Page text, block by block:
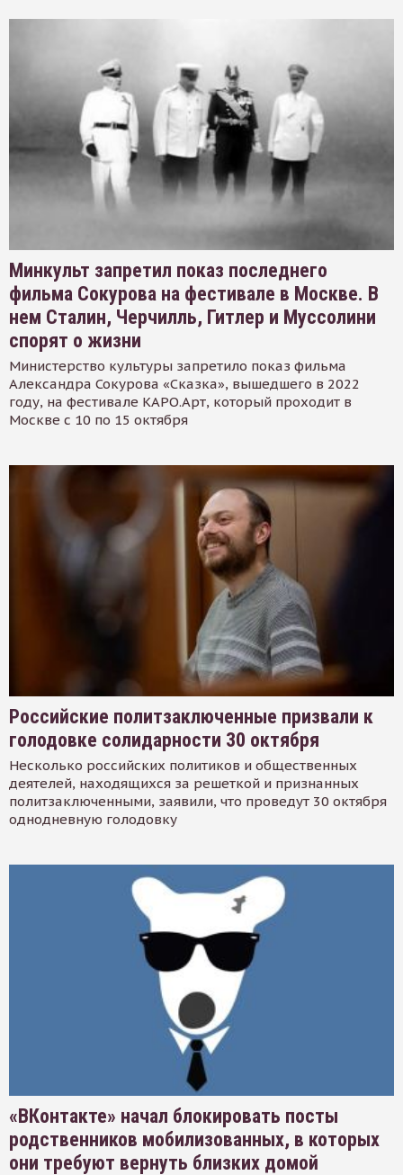
Минкульт запретил показ последнего
фильма Сокурова на фестивале в Москве. В
нем Сталин, Черчилль, Гитлер и Муссолини
спорят о жизни
Министерство культуры запретило показ фильма
Александра Сокурова «Сказка», вышедшего в 2022
году, на фестивале КАРО.Арт, который проходит в
Москве с 10 по 15 октября
Российские политзаключенные призвали к
голодовке солидарности 30 октября
Несколько российских политиков и общественных
деятелей, находящихся за решеткой и признанных
политзаключенными, заявили, что проведут 30 октября
однодневную голодовку
«ВКонтакте» начал блокировать посты
родственников мобилизованных, в которых
они требуют вернуть близких домой